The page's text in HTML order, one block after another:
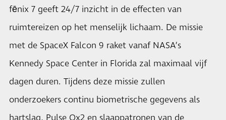
fēnix 7 geeft 24/7 inzicht in de effecten van
ruimtereizen op het menselijk lichaam. De missie
met de SpaceX Falcon 9 raket vanaf NASA’s
Kennedy Space Center in Florida zal maximaal vijf
dagen duren. Tijdens deze missie zullen
onderzoekers continu biometrische gegevens als